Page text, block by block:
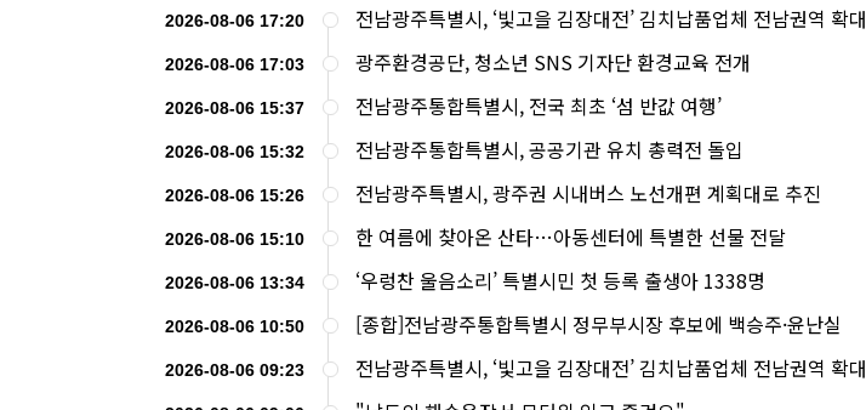
2026-08-06 17:20 전남광주특별시, ‘빛고을 김장대전’ 김치납품업체 전남권역 확대
2026-08-06 17:03 광주환경공단, 청소년 SNS 기자단 환경교육 전개
2026-08-06 15:37 전남광주통합특별시, 전국 최초 ‘섬 반값 여행’
2026-08-06 15:32 전남광주통합특별시, 공공기관 유치 총력전 돌입
2026-08-06 15:26 전남광주특별시, 광주권 시내버스 노선개편 계획대로 추진
2026-08-06 15:10 한 여름에 찾아온 산타…아동센터에 특별한 선물 전달
2026-08-06 13:34 ‘우렁찬 울음소리’ 특별시민 첫 등록 출생아 1338명
2026-08-06 10:50 [종합]전남광주통합특별시 정무부시장 후보에 백승주·윤난실
2026-08-06 09:23 전남광주특별시, ‘빛고을 김장대전’ 김치납품업체 전남권역 확대